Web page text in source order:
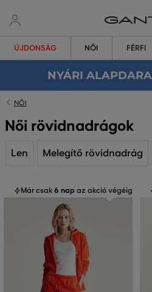
ÚJDONSÁG NŐI FÉRFI
NYÁRI
NŐI
Női rövidnadrágok
Len Melegítő rövidnadrág
Már csak6 nap az akció végéig